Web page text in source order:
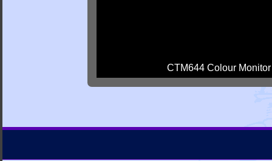
CTM644 Colour Monitor